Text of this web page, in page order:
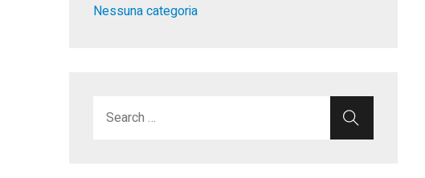
Nessuna categoria
Search for: